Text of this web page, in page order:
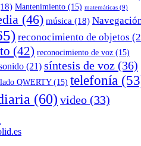
Mantenimiento (15) matemáticas (9)
(46) música (18)
reconocimiento de objetos
(42) reconocimiento de voz (15)
(21) síntesis de voz (36)
QWERTY(15) telefonía
(60) video (33)